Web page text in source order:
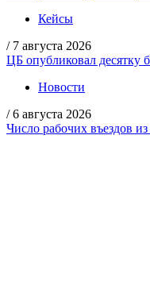
Кейсы
/ 7 августа 2026
ЦБ опубликовал десятку
Новости
/ 6 августа 2026
Число рабочих въездов